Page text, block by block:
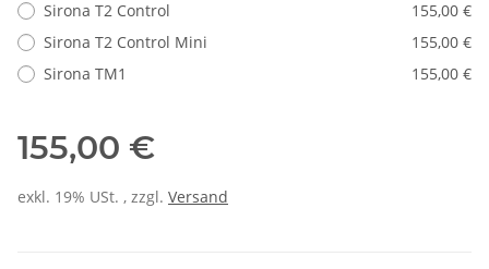
Sirona T2 Control
155,00 €
Sirona T2 Control Mini
155,00 €
Sirona TM1
155,00 €
155,00 €
exkl. 19% USt. , zzgl. Versand